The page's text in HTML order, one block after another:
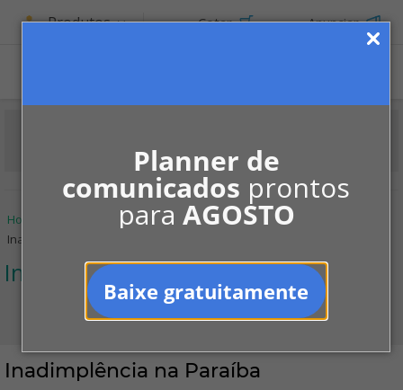
Planner de
comunicados prontos
para AGOSTO
Baixe gratuitamente
Produtos Cotar Anunciar
Home Notícias
Inadimplência
Inadimplência na Paraíba
Inadimplência
Inadimplência na Paraíba